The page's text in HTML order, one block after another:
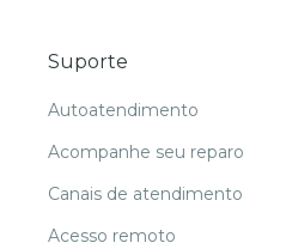
Suporte
Autoatendimento
Acompanhe seu reparo
Canais de atendimento
Acesso remoto